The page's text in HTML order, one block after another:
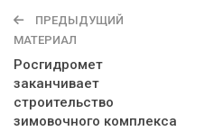
ПРЕДЫДУЩИЙ
МАТЕРИАЛ
Росгидромет
заканчивает
строительство
зимовочного комплекса